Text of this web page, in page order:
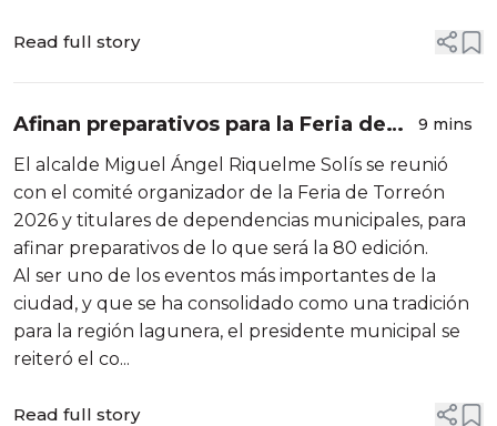
desencadenando la for...
Read full story
Afinan preparativos para la Feria de
Torreón 2026 con énfasis en
seguridad y movilidad
9 mins
El alcalde Miguel Ángel Riquelme Solís se reunió
con el comité organizador de la Feria de Torreón
2026 y titulares de dependencias municipales, para
afinar preparativos de lo que será la 80 edición.
Al ser uno de los eventos más importantes de la
ciudad, y que se ha consolidado como una tradición
para la región lagunera, el presidente municipal se
reiteró el co...
Read full story